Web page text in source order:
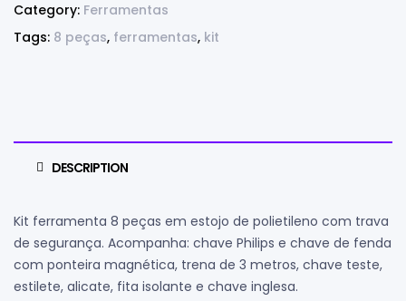
Category: Ferramentas
Tags: 8 peças, ferramentas, kit
DESCRIPTION
Kit ferramenta 8 peças em estojo de polietileno com trava
de segurança. Acompanha: chave Philips e chave de fenda
com ponteira magnética, trena de 3 metros, chave teste,
estilete, alicate, fita isolante e chave inglesa.